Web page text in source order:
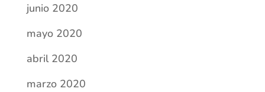
junio 2020
mayo 2020
abril 2020
marzo 2020